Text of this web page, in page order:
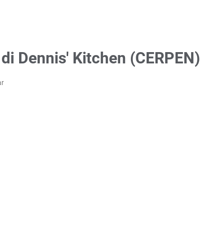
Dennis' Kitchen (CERPEN)